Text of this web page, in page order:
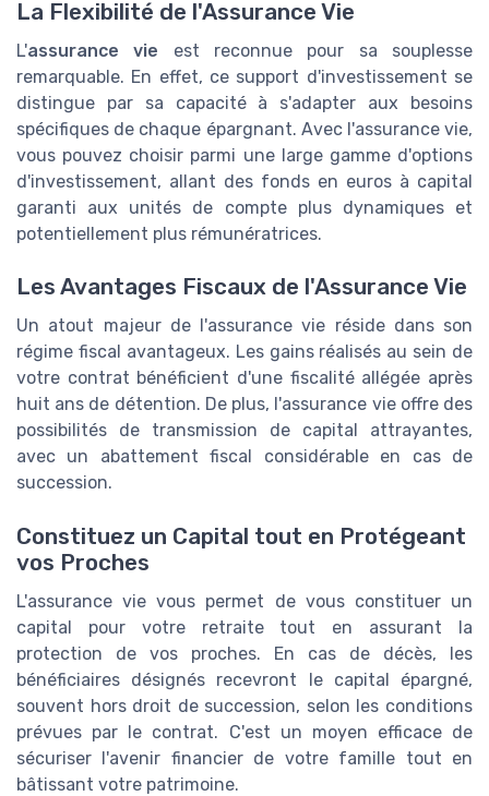
La Flexibilité de l'Assurance Vie
L'assurance vie est reconnue pour sa souplesse
remarquable. En effet, ce support d'investissement se
distingue par sa capacité à s'adapter aux besoins
spécifiques de chaque épargnant. Avec l'assurance vie,
vous pouvez choisir parmi une large gamme d'options
d'investissement, allant des fonds en euros à capital
garanti aux unités de compte plus dynamiques et
potentiellement plus rémunératrices.
Les Avantages Fiscaux de l'Assurance Vie
Un atout majeur de l'assurance vie réside dans son
régime fiscal avantageux. Les gains réalisés au sein de
votre contrat bénéficient d'une fiscalité allégée après
huit ans de détention. De plus, l'assurance vie offre des
possibilités de transmission de capital attrayantes,
avec un abattement fiscal considérable en cas de
succession.
Constituez un Capital tout en Protégeant
vos Proches
L'assurance vie vous permet de vous constituer un
capital pour votre retraite tout en assurant la
protection de vos proches. En cas de décès, les
bénéficiaires désignés recevront le capital épargné,
souvent hors droit de succession, selon les conditions
prévues par le contrat. C'est un moyen efficace de
sécuriser l'avenir financier de votre famille tout en
bâtissant votre patrimoine.